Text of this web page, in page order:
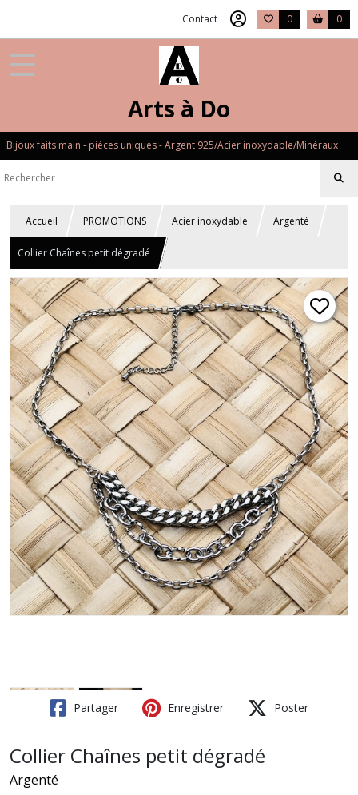
Contact 0 0
Arts à Do
Bijoux faits main - pièces uniques - Argent 925/Acier inoxydable/Minéraux
Accueil PROMOTIONS Acier inoxydable Argenté
Collier Chaînes petit dégradé
Partager Enregistrer Poster
Collier Chaînes petit dégradé
Argenté